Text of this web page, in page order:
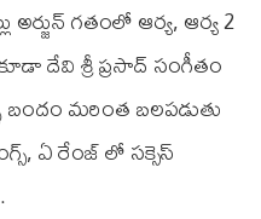
అర్జున్ గతంలో ఆర్య, ఆర్య 2
దేవి శ్రీ ప్రసాద్ సంగీతం
మరింత బలపడుతు
ఏ రేంజ్ లో సక్సెస్